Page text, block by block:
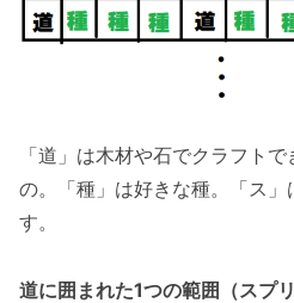
「道」は木材や石でクラフト
の。「種」は好きな種。「ス
す。
道に囲まれた1つの範囲（スプ